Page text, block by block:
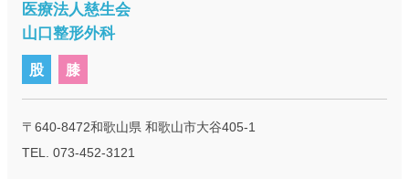
医療法人慈生会
山口整形外科
股 膝
〒640-8472和歌山県 和歌山市大谷405-1
TEL. 073-452-3121